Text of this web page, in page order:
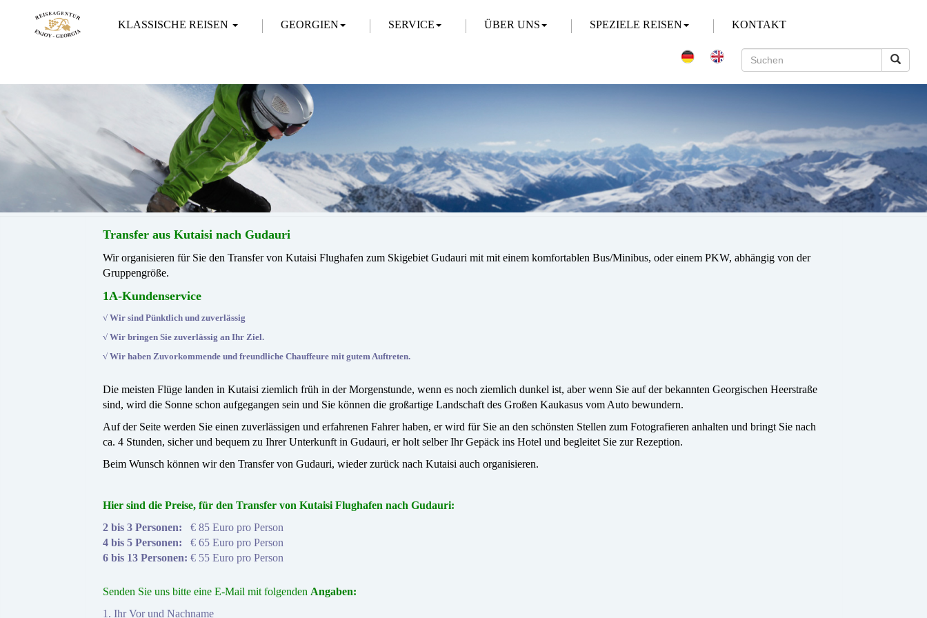
KLASSISCHE REISEN GEORGIEN SERVICE ÜBER UNS SPEZIELE REISEN KONTAKT
Transfer aus Kutaisi nach Gudauri
Wir organisieren für Sie den Transfer von Kutaisi Flughafen zum Skigebiet Gudauri mit mit einem komfortablen Bus/Minibus, oder einem PKW, abhängig von der
Gruppengröße.
1A-Kundenservice
√ Wir sind Pünktlich und zuverlässig
√ Wir bringen Sie zuverlässig an Ihr Ziel.
√ Wir haben Zuvorkommende und freundliche Chauffeure mit gutem Auftreten.
Die meisten Flüge landen in Kutaisi ziemlich früh in der Morgenstunde, wenn es noch ziemlich dunkel ist, aber wenn Sie auf der bekannten Georgischen Heerstraße
sind, wird die Sonne schon aufgegangen sein und Sie können die großartige Landschaft des Großen Kaukasus vom Auto bewundern.
Auf der Seite werden Sie einen zuverlässigen und erfahrenen Fahrer haben, er wird für Sie an den schönsten Stellen zum Fotografieren anhalten und bringt Sie nach
ca. 4 Stunden, sicher und bequem zu Ihrer Unterkunft in Gudauri, er holt selber Ihr Gepäck ins Hotel und begleitet Sie zur Rezeption.
Beim Wunsch können wir den Transfer von Gudauri, wieder zurück nach Kutaisi auch organisieren.
Hier sind die Preise, für den Transfer von Kutaisi Flughafen nach Gudauri:
2 bis 3 Personen:
€ 85 Euro pro Person
4 bis 5 Personen:
€ 65 Euro pro Person
6 bis 13 Personen: € 55 Euro pro Person
Senden Sie uns bitte eine E-Mail mit folgenden Angaben:
1. Ihr Vor und Nachname